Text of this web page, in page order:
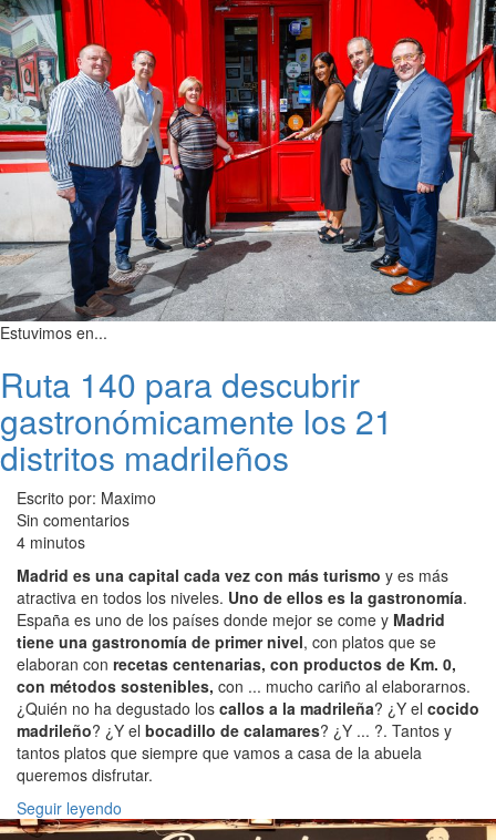
Estuvimos en...
Ruta 140 para descubrir
gastronómicamente los 21
distritos madrileños
Escrito por: Maximo
Sin comentarios
4 minutos
Madrid es una capital cada vez con más turismo y es más
atractiva en todos los niveles. Uno de ellos es la gastronomía.
España es uno de los países donde mejor se come y Madrid
tiene una gastronomía de primer nivel, con platos que se
elaboran con recetas centenarias, con productos de Km. 0,
con métodos sostenibles, con ... mucho cariño al elaborarnos.
¿Quién no ha degustado los callos a la madrileña? ¿Y el cocido
madrileño? ¿Y el bocadillo de calamares? ¿Y ... ?. Tantos y
tantos platos que siempre que vamos a casa de la abuela
queremos disfrutar.
Seguir leyendo